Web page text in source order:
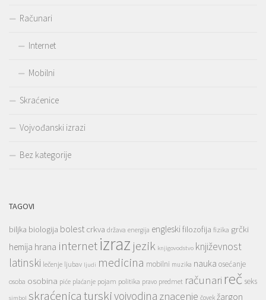
Računari
Internet
Mobilni
Skraćenice
Vojvođanski izrazi
Bez kategorije
TAGOVI
biljka biologija bolest crkva država energija engleskifilozofija fizika grčki
hemija hrana internetizraz jezik knjigovodstvo književnost
latinski lečenje ljubav ljudi medicina mobilni muzika nauka osećanje
osoba osobina piće plaćanje pojam politika pravo predmet računari reč seks
simbol skraćenicaturskivojvodina znacenje čovek žargon